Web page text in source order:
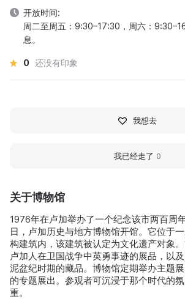
关于博物馆
1976年在卢加举办了一个纪念该市两百周
日，卢加历史与地方博物馆开馆。它位于
构建筑内，该建筑被认定为文化遗产对象
卢加人在卫国战争中英勇事迹的展品，以
泥盆纪时期的藏品。博物馆定期举办主题
的专题展出。参观者可沉浸于那个时代的
重。
开放时间:
周二至周五：9:30–17:30，周六：
息。
0 还没有印象
我想去
我已经走了 0